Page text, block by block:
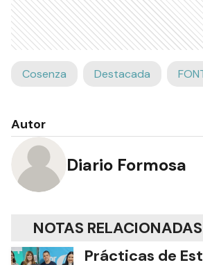
Autor
NOTAS RELACIONADAS